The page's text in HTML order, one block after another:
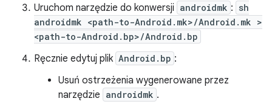
Uruchom narzędzie do konwersji androidmk : sh
androidmk <path-to-Android.mk>/Android.mk >
<path-to-Android.bp>/Android.bp
Ręcznie edytuj plik Android.bp :
Usuń ostrzeżenia wygenerowane przez
narzędzie androidmk .